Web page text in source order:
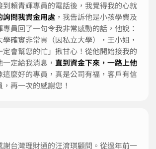
到賴青輝專員的電話後，我覺得我的心就
詢問我資金用處 ，我告訴他是小孩學費及
員回了一句令我非常感動的話，他說：
學確實非常貴（因私立大學），王小姐，
會幫您的忙」揪甘心！從他開始接我的
定給我消息， 直到資金下來，一路上他
這麼好的專員，真是公司有福，客戶有信
再一次的感謝您！
謝台灣理財通的汪淯琪顧問。從過年前一